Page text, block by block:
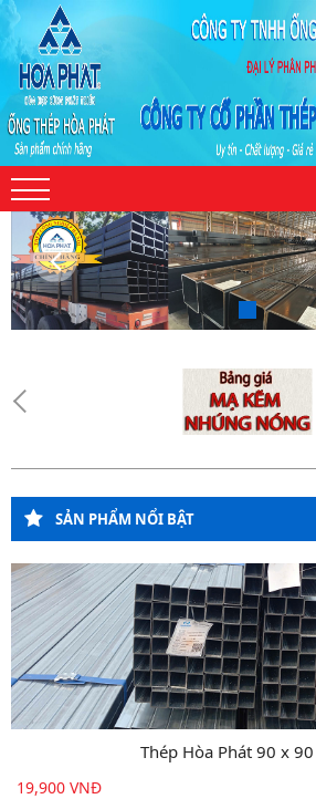
SẢN PHẨM NỔI BẬT
Thép Hòa Phát 90 x
19,900 VNĐ
Hộp đen 150 x 150 x
18,150 VNĐ